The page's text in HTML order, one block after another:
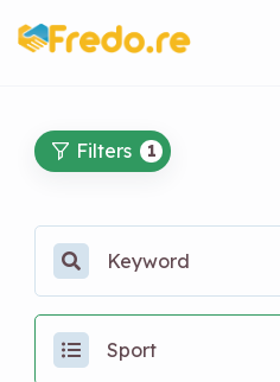
Filters 1
Sport